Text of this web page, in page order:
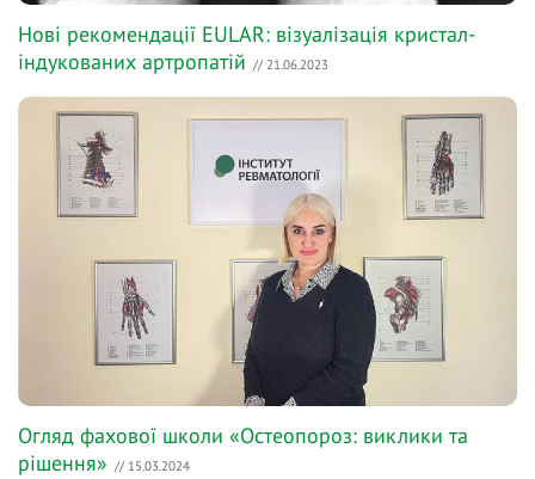
Нові рекомендації EULAR: візуалізація кристал-
індукованих артропатій // 21.06.2023
Огляд фахової школи «Остеопороз: виклики та
рішення» // 15.03.2024